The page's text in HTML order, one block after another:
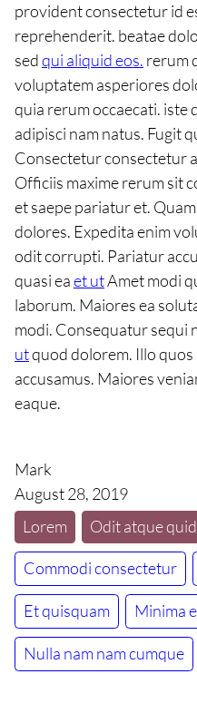
provident consectetur id
reprehenderit. beatae
sedqui aliquid eos. rerum
voluptatem asperiores
quia rerum occaecati. iste
adipisci nam natus. Fugit
Consectetur consectetur
Officiis maxime rerum sit
et saepe pariatur et.
dolores. Expedita enim
odit corrupti. Pariatur
quasi eaet utAmet modi
laborum. Maiores ea
modi. Consequatur sequi
utquod dolorem. Illo
accusamus. Maiores
eaque.
Mark
August 28, 2019
Lorem
Odit atque
Commodi consectetur
Et quisquam Minima
Nulla nam nam cumque